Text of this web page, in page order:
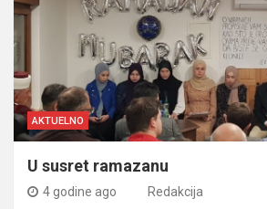
AKTUELNO
U susret ramazanu
4 godine ago Redakcija